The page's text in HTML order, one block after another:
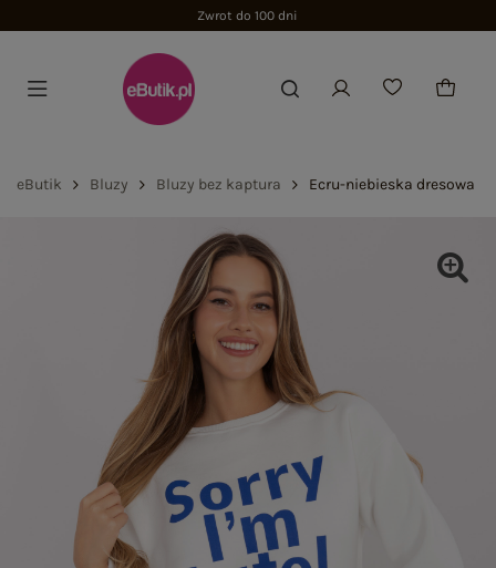
Zwrot do 100 dni
eButik Bluzy Bluzy bez kaptura Ecru-niebieska dresowa